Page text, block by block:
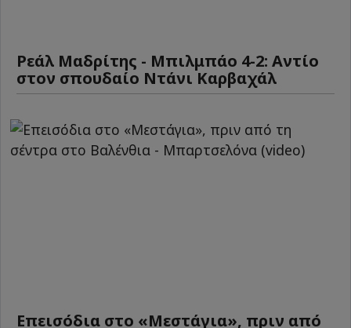
Ρεάλ Μαδρίτης - Μπιλμπάο 4-2: Αντίο
στον σπουδαίο Ντάνι Καρβαχάλ
Επεισόδια στο «Μεστάγια», πριν από